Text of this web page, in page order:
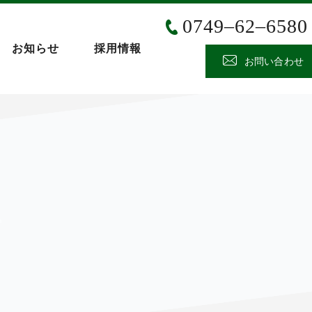
お知らせ 採用情報
0749‒62‒6580
お問い合わせ